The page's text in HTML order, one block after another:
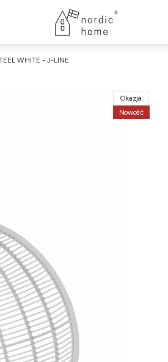
WHITE - J-LINE
Okazja
Nowość